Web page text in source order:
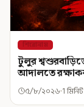
শিরোনাম
টুলুর
আদালতে
৫/৮/২০২৬ 1